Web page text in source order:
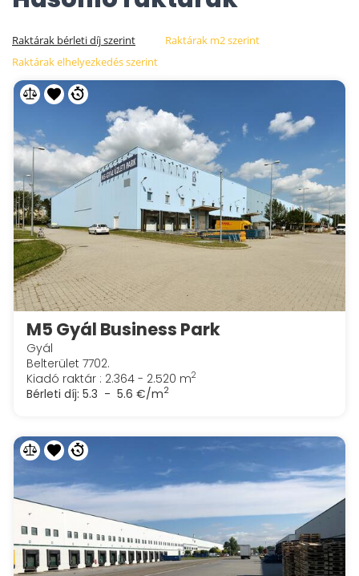
Raktárak bérleti díj szerint
Raktárak m2 szerint
Raktárak elhelyezkedés szerint
M5 Gyál Business Park
Gyál
Belterület 7702.
Kiadó raktár : 2.364 - 2.520 m2
Bérleti díj: 5.3 - 5.6 €/m2